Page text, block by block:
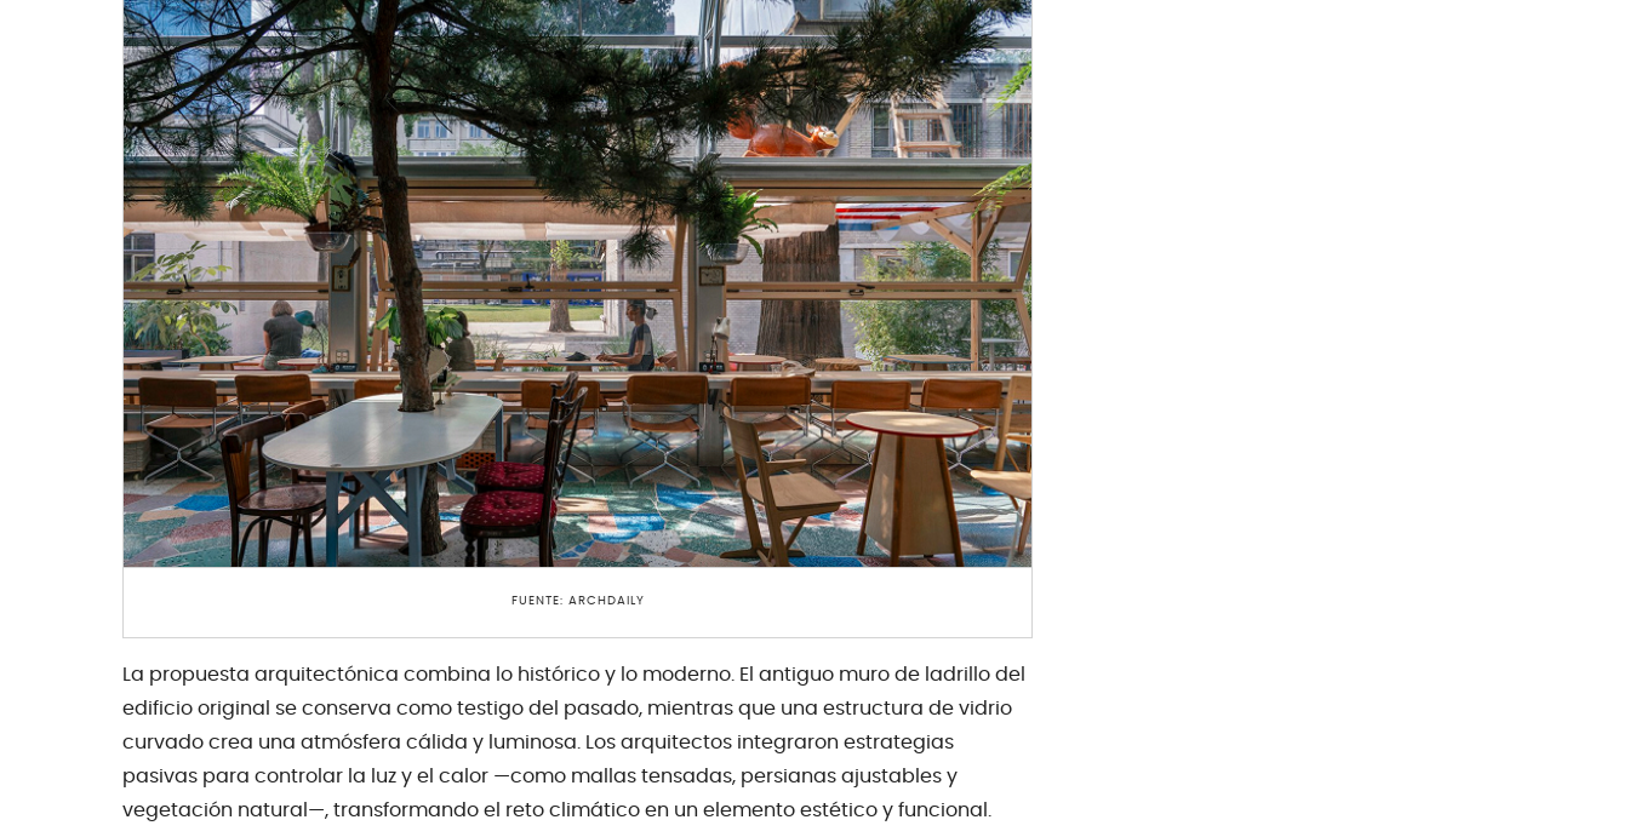
FUENTE: ARCHDAILY
La propuesta arquitectónica combina lo histórico y lo moderno. El antiguo muro de ladrillo del
edificio original se conserva como testigo del pasado, mientras que una estructura de vidrio
curvado crea una atmósfera cálida y luminosa. Los arquitectos integraron estrategias
pasivas para controlar la luz y el calor —como mallas tensadas, persianas ajustables y
vegetación natural—, transformando el reto climático en un elemento estético y funcional.